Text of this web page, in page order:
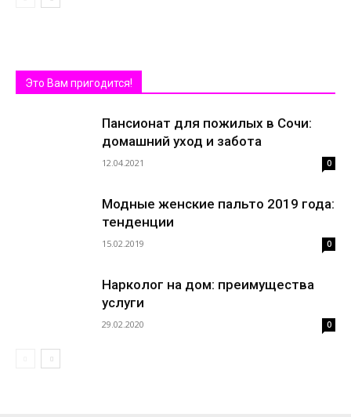
Это Вам пригодится!
Пансионат для пожилых в Сочи:
домашний уход и забота
12.04.2021 0
Модные женские пальто 2019 года:
тенденции
15.02.2019 0
Нарколог на дом: преимущества
услуги
29.02.2020 0